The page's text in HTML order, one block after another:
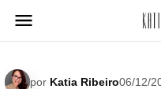
para
por Katia Ribeiro06/12/